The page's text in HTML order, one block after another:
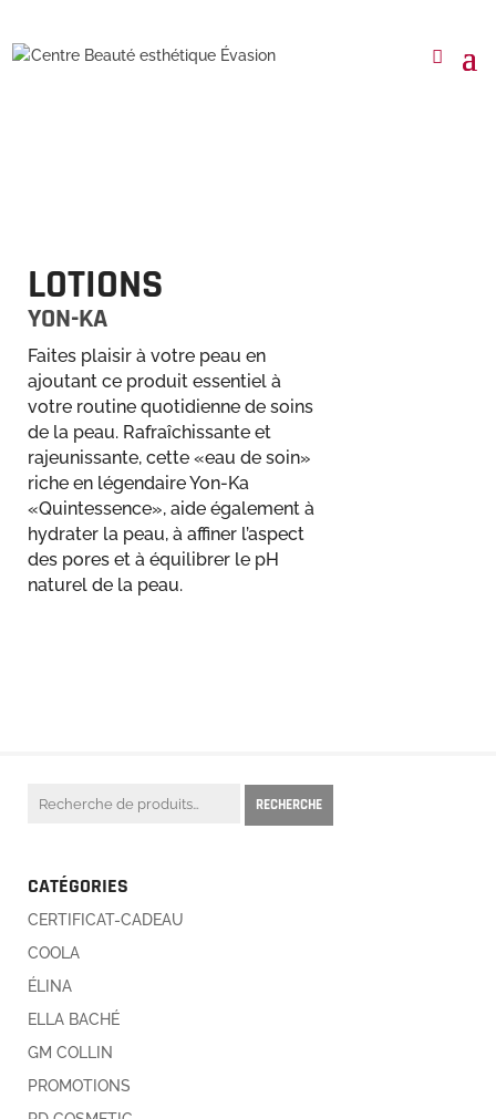
LOTIONS
YON-KA
Faites plaisir à votre peau en
ajoutant ce produit essentiel à
votre routine quotidienne de soins
de la peau. Rafraîchissante et
rajeunissante, cette «eau de soin»
riche en légendaire Yon-Ka
«Quintessence», aide également à
hydrater la peau, à affiner l’aspect
des pores et à équilibrer le pH
naturel de la peau.
Recherche
RECHERCHE
CATÉGORIES
CERTIFICAT-CADEAU
COOLA
ÉLINA
ELLA BACHÉ
GM COLLIN
PROMOTIONS